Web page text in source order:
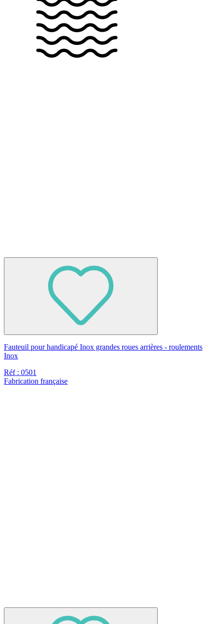
Fauteuil pour handicapé Inox grandes roues arrières - roulements
Inox
Réf : 0501
Fabrication française